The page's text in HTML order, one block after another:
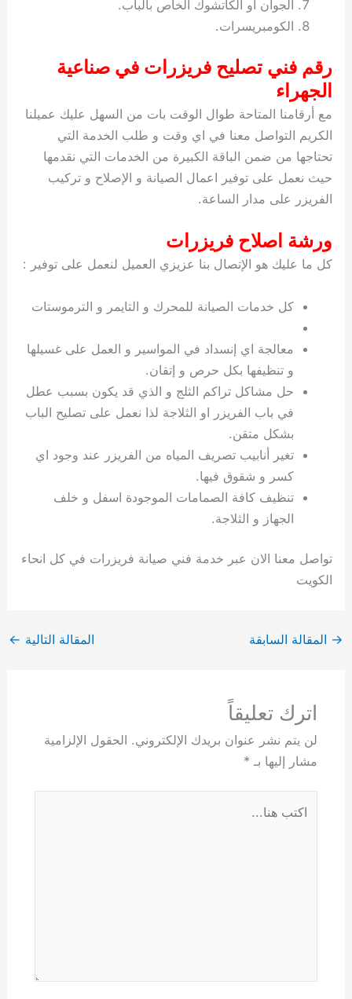
الجوان او الكاتشوك الخاص بالباب.
الكومبريسرات.
رقم فني تصليح فريزرات في صناعية
الجهراء
مع أرقامنا المتاحة طوال الوقت بات من السهل عليك عميلنا
الكريم التواصل معنا في اي وقت و طلب الخدمة التي
تحتاجها من ضمن الباقة الكبيرة من الخدمات التي نقدمها
حيث نعمل على توفير اعمال الصيانة و الإصلاح و تركيب
الفريزر على مدار الساعة.
ورشة اصلاح فريزرات
كل ما عليك هو الإتصال بنا عزيزي العميل لنعمل على توفير :
كل خدمات الصيانة للمحرك و التايمر و الترموستات
معالجة اي إنسداد في المواسير و العمل على غسيلها
و تنظيفها بكل حرص و إتقان.
حل مشاكل تراكم الثلج و الذي قد يكون بسبب عطل
في باب الفريزر او الثلاجة لذا نعمل على تصليح الباب
بشكل متقن.
تغير أنابيب تصريف المياه من الفريزر عند وجود اي
كسر و شقوق فيها.
تنظيف كافة الصمامات الموجودة اسفل و خلف
الجهاز و الثلاجة.
تواصل معنا الان عبر خدمة فني صيانة فريزرات في كل انحاء
الكويت
→ المقالة السابقة المقالة التالية ←
اترك تعليقاً
لن يتم نشر عنوان بريدك الإلكتروني. الحقول الإلزامية
مشار إليها بـ *
هنا...